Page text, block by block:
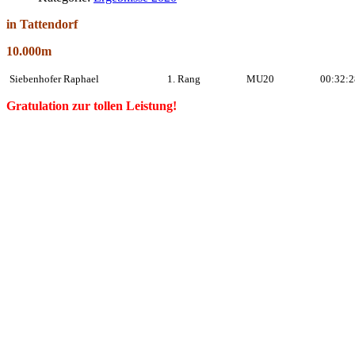
in Tattendorf
10.000m
Siebenhofer Raphael 1. Rang MU20
Gratulation zur tollen Leistung!